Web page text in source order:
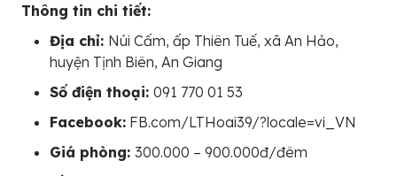
Thông tin chi tiết:
Địa chỉ: Núi Cấm, ấp Thiên Tuế, xã An Hảo,
huyện Tịnh Biên, An Giang
Số điện thoại: 091 770 01 53
Facebook: FB.com/LTHoai39/?locale=vi_VN
Giá phòng: 300.000 – 900.000đ/đêm